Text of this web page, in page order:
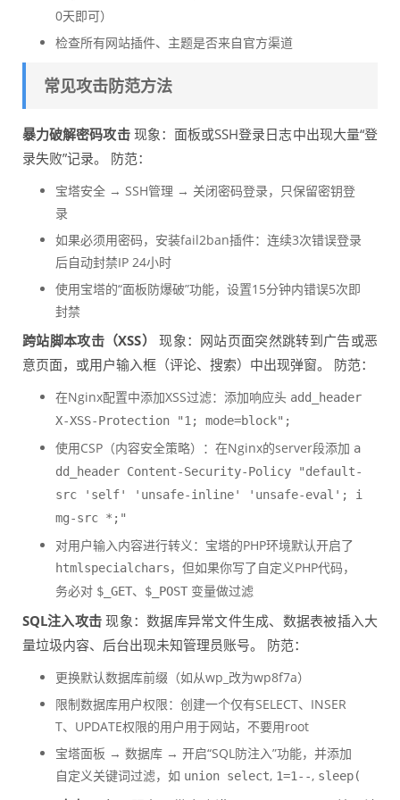
0天即可）
检查所有网站插件、主题是否来自官方渠道
常见攻击防范方法
暴力破解密码攻击现象：面板或SSH登录日志中出现大量“登
录失败”记录。 防范：
宝塔安全 → SSH管理 → 关闭密码登录，只保留密钥登
录
如果必须用密码，安装fail2ban插件：连续3次错误登录
后自动封禁IP 24小时
使用宝塔的“面板防爆破”功能，设置15分钟内错误5次即
封禁
跨站脚本攻击（XSS）
现象：网站页面突然跳转到广告或恶
意页面，或用户输入框（评论、搜索）中出现弹窗。 防范：
在Nginx配置中添加XSS过滤：添加响应头 add_header
X-XSS-Protection "1; mode=block";
使用CSP（内容安全策略）：在Nginx的server段添加 a
dd_header Content-Security-Policy "default-
src 'self' 'unsafe-inline' 'unsafe-eval'; i
mg-src *;"
对用户输入内容进行转义：宝塔的PHP环境默认开启了
htmlspecialchars，但如果你写了自定义PHP代码，
务必对 $_GET、 $_POST变量做过滤
SQL注入攻击 现象：数据库异常文件生成、数据表被插入大
量垃圾内容、后台出现未知管理员账号。 防范：
更换默认数据库前缀（如从wp_改为wp8f7a）
限制数据库用户权限：创建一个仅有SELECT、INSER
T、UPDATE权限的用户用于网站，不要用root
宝塔面板 → 数据库 → 开启“SQL防注入”功能，并添加
自定义关键词过滤，如 union select, 1=1--, sleep(